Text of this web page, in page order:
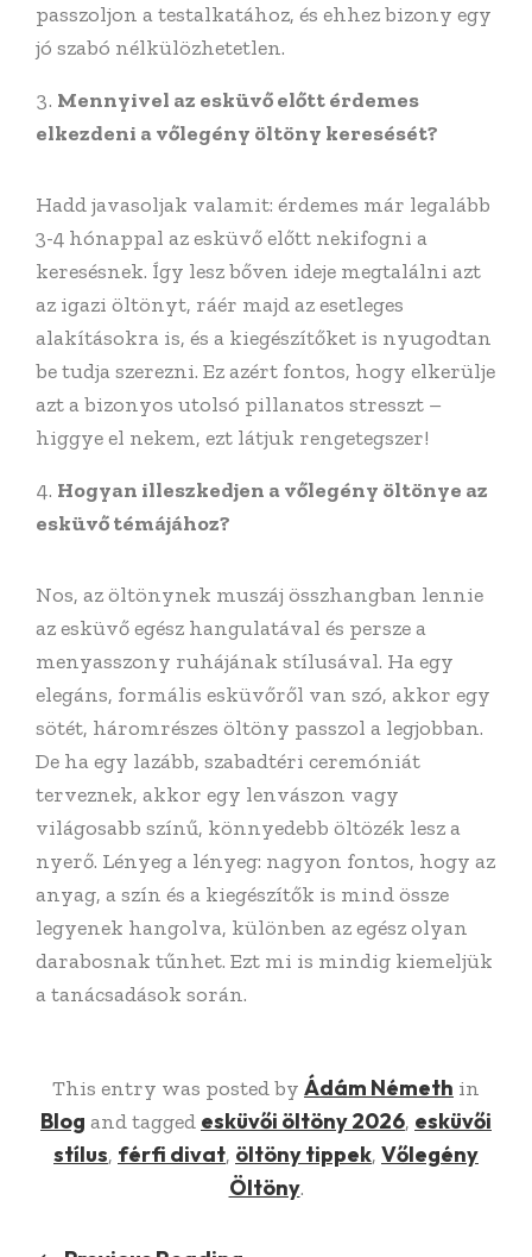
passzoljon a testalkatához, és ehhez bizony egy
jó szabó nélkülözhetetlen.
Mennyivel az esküvő előtt érdemes
elkezdeni a vőlegény öltöny keresését?
Hadd javasoljak valamit: érdemes már legalább
3-4 hónappal az esküvő előtt nekifogni a
keresésnek. Így lesz bőven ideje megtalálni azt
az igazi öltönyt, ráér majd az esetleges
alakításokra is, és a kiegészítőket is nyugodtan
be tudja szerezni. Ez azért fontos, hogy elkerülje
azt a bizonyos utolsó pillanatos stresszt –
higgye el nekem, ezt látjuk rengetegszer!
Hogyan illeszkedjen a vőlegény öltönye az
esküvő témájához?
Nos, az öltönynek muszáj összhangban lennie
az esküvő egész hangulatával és persze a
menyasszony ruhájának stílusával. Ha egy
elegáns, formális esküvőről van szó, akkor egy
sötét, háromrészes öltöny passzol a legjobban.
De ha egy lazább, szabadtéri ceremóniát
terveznek, akkor egy lenvászon vagy
világosabb színű, könnyedebb öltözék lesz a
nyerő. Lényeg a lényeg: nagyon fontos, hogy az
anyag, a szín és a kiegészítők is mind össze
legyenek hangolva, különben az egész olyan
darabosnak tűnhet. Ezt mi is mindig kiemeljük
a tanácsadások során.
This entry was posted by Ádám Németh in
Blog and tagged esküvői öltöny 2026, esküvői
stílus, férfi divat, öltöny tippek, Vőlegény
Öltöny.